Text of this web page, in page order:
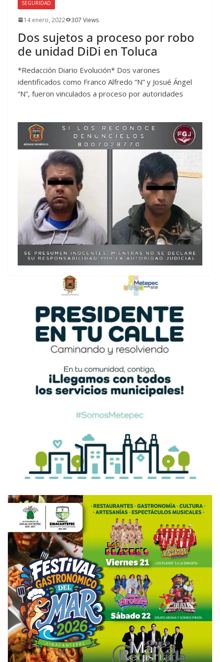
SEGURIDAD
14 enero, 2022 307 Views
Dos sujetos a proceso por robo
de unidad DiDi en Toluca
*Redacción Diario Evolución* Dos varones
identificados como Franco Alfredo “N” y Josué Ángel
“N”, fueron vinculados a proceso por autoridades